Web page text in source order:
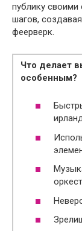
публику
шагов,
феерверк.
Что делает
особенным?